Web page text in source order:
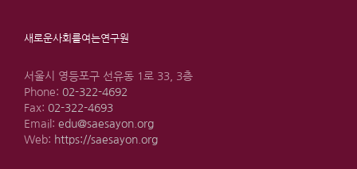
새로운사회를여는연구원
서울시 영등포구 선유동 1로 33, 3층
Phone: 02-322-4692
Fax: 02-322-4693
Email: edu@saesayon.org
Web: https://saesayon.org